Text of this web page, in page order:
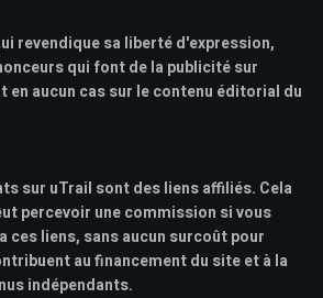
revendique sa liberté d'expression,
qui font de la publicité sur
en aucun cas sur le contenu éditorial du
sur uTrail sont des liens affiliés. Cela
percevoir une commission si vous
ces liens, sans aucun surcoût pour
au financement du site et à la
indépendants.